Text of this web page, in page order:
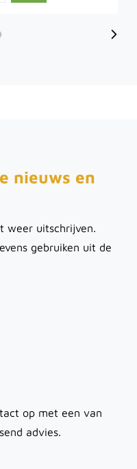
nieuws en
weer uitschrijven.
gebruiken uit de
op met een van
advies.